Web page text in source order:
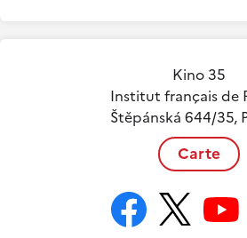
Kino 35
Institut français de
Štěpánská 644/35,
Carte